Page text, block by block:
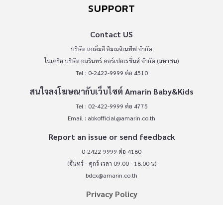
SUPPORT
Contact US
บริษัท เอเอ็มอี อิมเมจิเนทีฟ จำกัด
ในเครือ บริษัท อมรินทร์ คอร์เปอเรชั่นส์ จำกัด (มหาชน)
Tel : 0-2422-9999 ต่อ 4510
สนใจลงโฆษณากับเว็บไซต์ Amarin Baby&Kids
Tel : 02-422-9999 ต่อ 4775
Email : abkofficial@amarin.co.th
Report an issue or send feedback
0-2422-9999 ต่อ 4180
(จันทร์ - ศุกร์ เวลา 09.00 - 18.00 น)
bdcx@amarin.co.th
Privacy Policy